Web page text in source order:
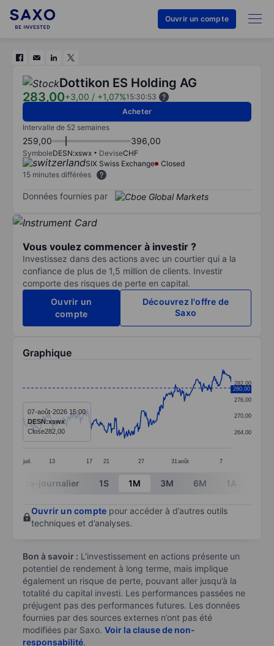
Ouvrir un compte
Dottikon ES Holding AG
283,00+3,00 / +1,07%15:30:53
Acheter
Intervalle de 52 semaines
259,00 396,00
SymboleDESN:xswx DeviseCHF
SIX Swiss Exchange
Closed
15 minutes différées
Données fournies par
Vous voulez commencer à investir ?
Investissez dans des actions avec un courtier qui a la
confiance de plus de 1,5 million de clients. Investir
comporte des risques de perte en capital.
Ouvrir un
compte
Découvrez l'offre de
Saxo
Graphique
Line chart with 304 data points.
The chart has 1 X axis displaying categories.
The chart has 1 Y axis displaying values. Data
juil. 13 17 21 27 31 août 7
264,00
270,00
276,00
282,00
280,00
07-août-2026 15:00
DESN:xswx
Close282,00
End of interactive chart.
Intra-journalier 1S 1M 3M 6M 1A
Ouvrir un compte pour accéder à d’autres outils
techniques et d’analyses.
Bon à savoir : L’investissement en actions présente un
potentiel de rendement à long terme, mais implique
également un risque de perte, pouvant aller jusqu’à la
totalité du capital investi. Les performances passées ne
préjugent pas des performances futures. Les données
fournies par des sources externes n’ont pas été
modifiées par Saxo. Voir la clause de non-
responsabilité.